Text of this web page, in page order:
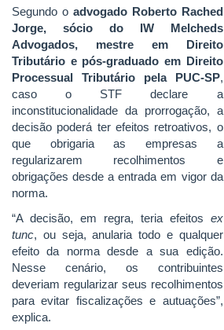
Segundo o advogado Roberto Rached
Jorge, sócio do IW Melcheds
Advogados, mestre em Direito
Tributário e pós-graduado em Direito
Processual Tributário pela PUC-SP,
caso o STF declare a
inconstitucionalidade da prorrogação, a
decisão poderá ter efeitos retroativos, o
que obrigaria as empresas a
regularizarem recolhimentos e
obrigações desde a entrada em vigor da
norma.
“A decisão, em regra, teria efeitos ex
tunc, ou seja, anularia todo e qualquer
efeito da norma desde a sua edição.
Nesse cenário, os contribuintes
deveriam regularizar seus recolhimentos
para evitar fiscalizações e autuações”,
explica.